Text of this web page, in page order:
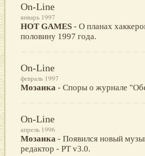
On-Line
январь 1997
HOT GAMES - О планах
половину 1997 года.
On-Line
февраль 1997
Мозаика - Споры о журнале
On-Line
апрель 1996
Мозаика - Появился новый
редактор - PT v3.0.